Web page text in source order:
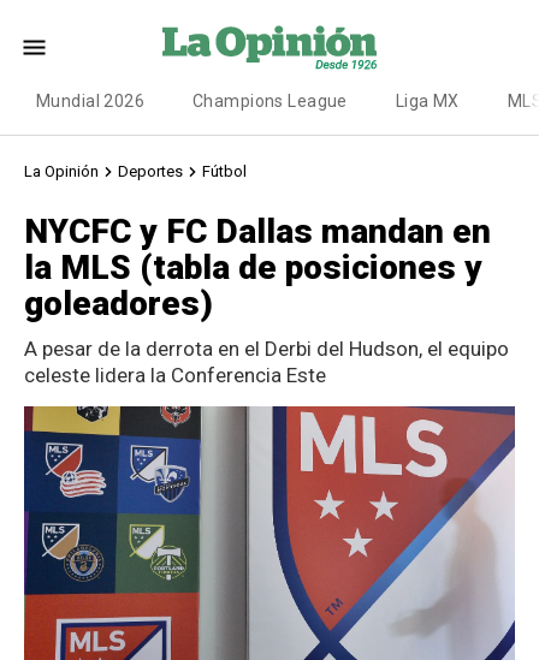
Mundial 2026 Champions League Liga MX
La Opinión Deportes Fútbol
NYCFC y FC Dallas mandan en
la MLS (tabla de posiciones y
goleadores)
A pesar de la derrota en el Derbi del Hudson, el equipo
celeste lidera la Conferencia Este